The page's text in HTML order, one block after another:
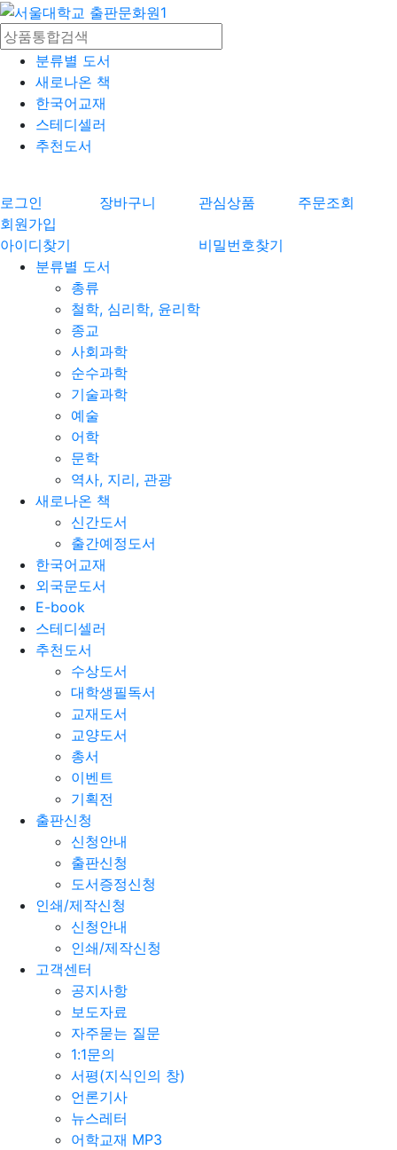
분류별 도서
새로나온 책
한국어교재
스테디셀러
추천도서
로그인 장바구니 관심상품
주문조회
회원가입
아이디찾기
비밀번호찾기
분류별 도서
총류
철학, 심리학, 윤리학
종교
사회과학
순수과학
기술과학
예술
어학
문학
역사, 지리, 관광
새로나온 책
신간도서
출간예정도서
한국어교재
외국문도서
E-book
스테디셀러
추천도서
수상도서
대학생필독서
교재도서
교양도서
총서
이벤트
기획전
출판신청
신청안내
출판신청
도서증정신청
인쇄/제작신청
신청안내
인쇄/제작신청
고객센터
공지사항
보도자료
자주묻는 질문
1:1문의
서평(지식인의 창)
언론기사
뉴스레터
어학교재 MP3